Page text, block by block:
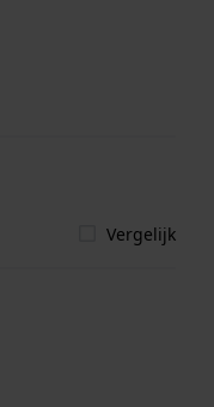
Vergelijk